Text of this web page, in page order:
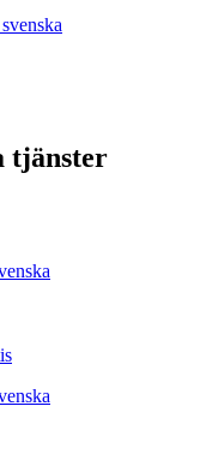
tjänster